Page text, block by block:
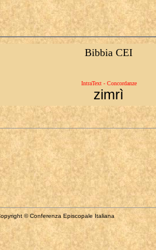
Bibbia CEI
IntraText - Concordanze
zimrì
© Conferenza Episcopale Italiana